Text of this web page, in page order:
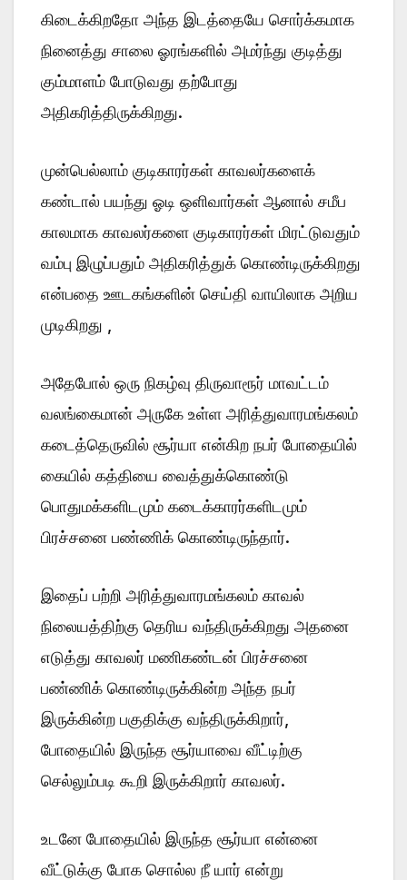
கிடைக்கிறதோ அந்த இடத்தையே சொர்க்கமாக
நினைத்து சாலை ஓரங்களில் அமர்ந்து குடித்து
கும்மாளம் போடுவது தற்போது
அதிகரித்திருக்கிறது.
முன்பெல்லாம் குடிகாரர்கள் காவலர்களைக்
கண்டால் பயந்து ஓடி ஒளிவார்கள் ஆனால் சமீப
காலமாக காவலர்களை குடிகாரர்கள் மிரட்டுவதும்
வம்பு இழுப்பதும் அதிகரித்துக் கொண்டிருக்கிறது
என்பதை ஊடகங்களின் செய்தி வாயிலாக அறிய
முடிகிறது ,
அதேபோல் ஒரு நிகழ்வு திருவாரூர் மாவட்டம்
வலங்கைமான் அருகே உள்ள அரித்துவாரமங்கலம்
கடைத்தெருவில் சூர்யா என்கிற நபர் போதையில்
கையில் கத்தியை வைத்துக்கொண்டு
பொதுமக்களிடமும் கடைக்காரர்களிடமும்
பிரச்சனை பண்ணிக் கொண்டிருந்தார்.
இதைப் பற்றி அரித்துவாரமங்கலம் காவல்
நிலையத்திற்கு தெரிய வந்திருக்கிறது அதனை
எடுத்து காவலர் மணிகண்டன் பிரச்சனை
பண்ணிக் கொண்டிருக்கின்ற அந்த நபர்
இருக்கின்ற பகுதிக்கு வந்திருக்கிறார்,
போதையில் இருந்த சூர்யாவை வீட்டிற்கு
செல்லும்படி கூறி இருக்கிறார் காவலர்.
உடனே போதையில் இருந்த சூர்யா என்னை
வீட்டுக்கு போக சொல்ல நீ யார் என்று